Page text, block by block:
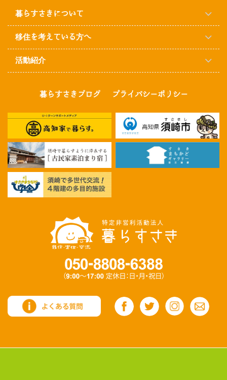
暮らすさきについて
移住を考えている方へ
活動紹介
暮らすさきブログ プライバシーポリシー